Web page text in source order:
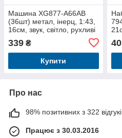
Машина XG877-A66AB
(36шт) метал, інерц, 1:43,
16см, звук, світло, рухливі
види, на
339 ₴
Купити
Про нас
98% позитивних з 322
Працює з 30.03.2016